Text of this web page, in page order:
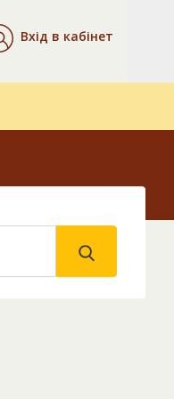
Вхід в кабінет